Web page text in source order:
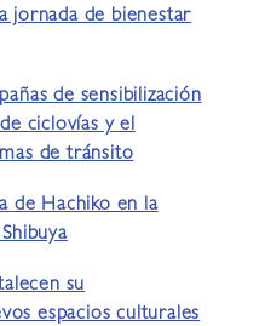
jornada de bienestar
de sensibilización
ciclovías y el
de tránsito
de Hachiko en la
su
espacios culturales